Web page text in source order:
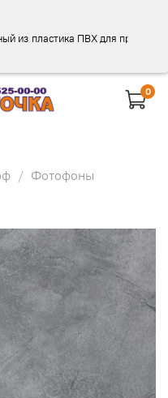
из пластика ПВХ для
0
Фотофоны